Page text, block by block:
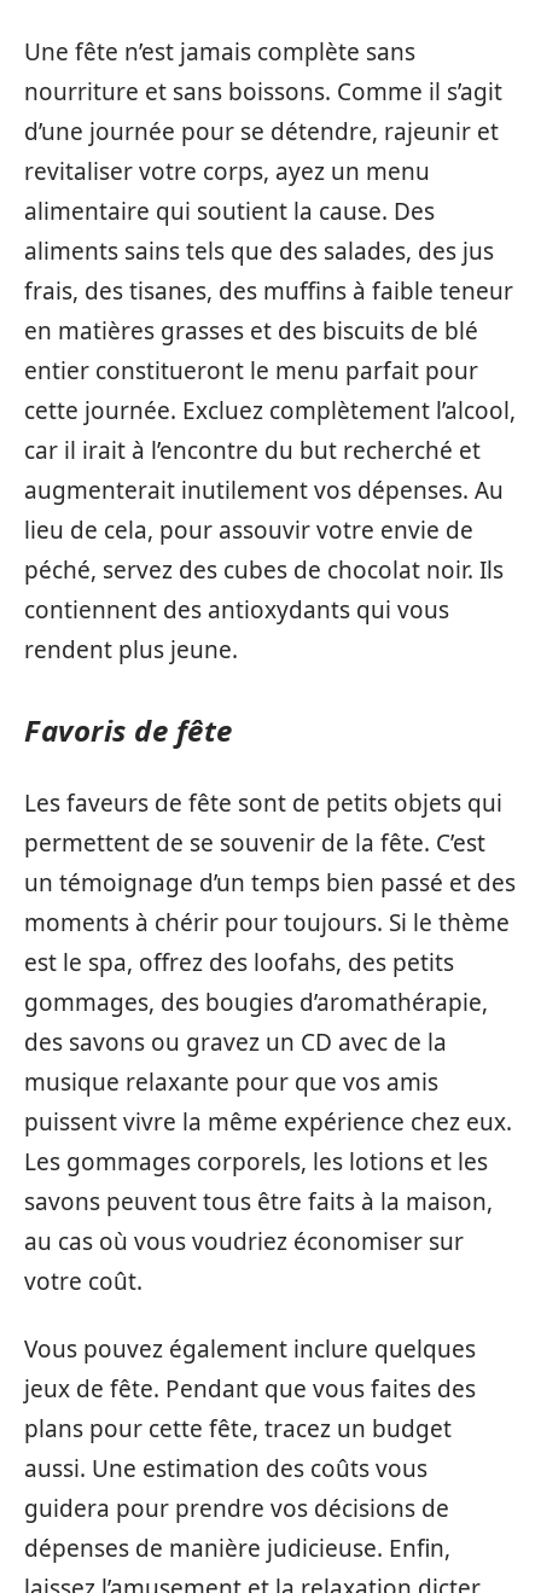
Une fête n’est jamais complète sans
nourriture et sans boissons. Comme il s’agit
d’une journée pour se détendre, rajeunir et
revitaliser votre corps, ayez un menu
alimentaire qui soutient la cause. Des
aliments sains tels que des salades, des jus
frais, des tisanes, des muffins à faible teneur
en matières grasses et des biscuits de blé
entier constitueront le menu parfait pour
cette journée. Excluez complètement l’alcool,
car il irait à l’encontre du but recherché et
augmenterait inutilement vos dépenses. Au
lieu de cela, pour assouvir votre envie de
péché, servez des cubes de chocolat noir. Ils
contiennent des antioxydants qui vous
rendent plus jeune.
Favoris de fête
Les faveurs de fête sont de petits objets qui
permettent de se souvenir de la fête. C’est
un témoignage d’un temps bien passé et des
moments à chérir pour toujours. Si le thème
est le spa, offrez des loofahs, des petits
gommages, des bougies d’aromathérapie,
des savons ou gravez un CD avec de la
musique relaxante pour que vos amis
puissent vivre la même expérience chez eux.
Les gommages corporels, les lotions et les
savons peuvent tous être faits à la maison,
au cas où vous voudriez économiser sur
votre coût.
Vous pouvez également inclure quelques
jeux de fête. Pendant que vous faites des
plans pour cette fête, tracez un budget
aussi. Une estimation des coûts vous
guidera pour prendre vos décisions de
dépenses de manière judicieuse. Enfin,